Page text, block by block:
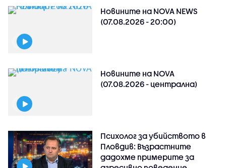
Новините на NOVA NEWS
(07.08.2026 - 20:00)
Новините на NOVA
(07.08.2026 - централна)
Психолог за убийството в
Пловдив: Възрастните
дадохме примерите за